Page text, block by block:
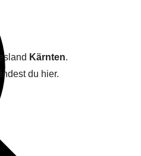
Kärnten.
du hier.